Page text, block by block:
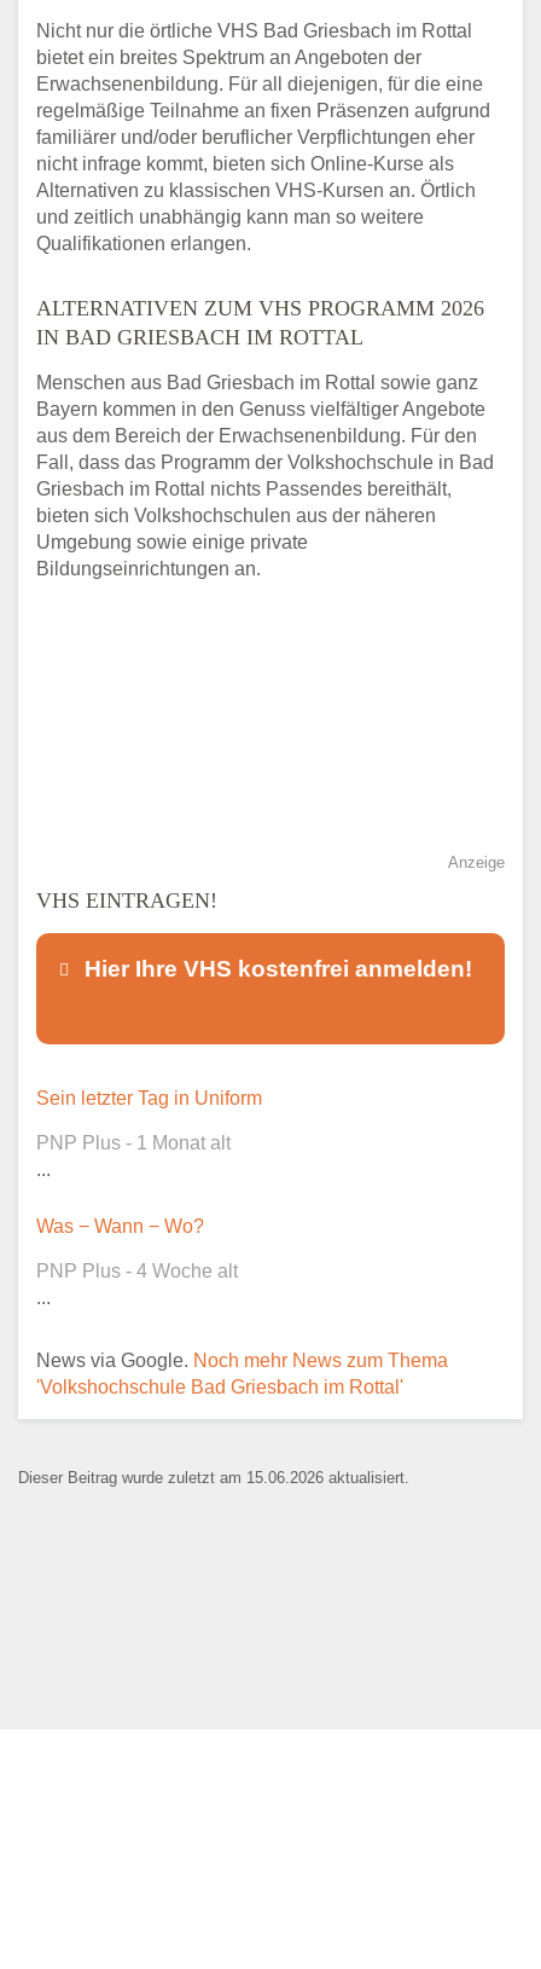
Nicht nur die örtliche VHS Bad Griesbach im Rottal
bietet ein breites Spektrum an Angeboten der
Erwachsenenbildung. Für all diejenigen, für die eine
regelmäßige Teilnahme an fixen Präsenzen aufgrund
familiärer und/oder beruflicher Verpflichtungen eher
nicht infrage kommt, bieten sich Online-Kurse als
Alternativen zu klassischen VHS-Kursen an. Örtlich
und zeitlich unabhängig kann man so weitere
Qualifikationen erlangen.
ALTERNATIVEN ZUM VHS PROGRAMM 2026
IN BAD GRIESBACH IM ROTTAL
Menschen aus Bad Griesbach im Rottal sowie ganz
Bayern kommen in den Genuss vielfältiger Angebote
aus dem Bereich der Erwachsenenbildung. Für den
Fall, dass das Programm der Volkshochschule in Bad
Griesbach im Rottal nichts Passendes bereithält,
bieten sich Volkshochschulen aus der näheren
Umgebung sowie einige private
Bildungseinrichtungen an.
Anzeige
VHS EINTRAGEN!
Hier Ihre VHS kostenfrei anmelden!
Dieser Teil dient lediglich zur
öffentlich sichtbar.
Ansprechpartner
E-Mail*
Sein letzter Tag in Uniform
PNP Plus - 1 Monat alt
...
Was − Wann − Wo?
PNP Plus - 4 Woche alt
...
News via Google. Noch mehr News zum Thema
'Volkshochschule Bad Griesbach im Rottal'
Dieser Beitrag wurde zuletzt am 15.06.2026 aktualisiert.